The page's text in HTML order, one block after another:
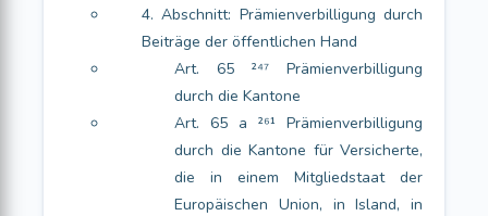
4. Abschnitt: Prämienverbilligung durch
Beiträge der öffentlichen Hand
Art. 65 ²⁴⁷ Prämienverbilligung
durch die Kantone
Art. 65 a ²⁶¹ Prämienverbilligung
durch die Kantone für Versicherte,
die in einem Mitgliedstaat der
Europäischen Union, in Island, in